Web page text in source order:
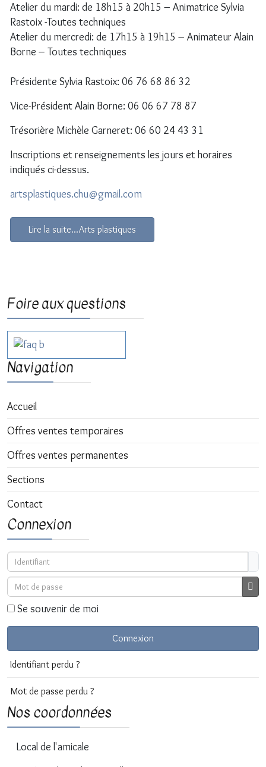
Atelier du mardi: de 18h15 à 20h15 – Animatrice Sylvia
Rastoix -Toutes techniques
Atelier du mercredi: de 17h15 à 19h15 – Animateur Alain
Borne – Toutes techniques
Présidente Sylvia Rastoix: 06 76 68 86 32
Vice-Président Alain Borne: 06 06 67 78 87
Trésorière Michèle Garneret: 06 60 24 43 31
Inscriptions et renseignements les jours et horaires
indiqués ci-dessus.
artsplastiques.chu@gmail.com
Lire la suite...Arts plastiques
Foire aux questions
Navigation
Accueil
Offres ventes temporaires
Offres ventes permanentes
Sections
Contact
Connexion
Identifiant
Mot de passe
Se souvenir de moi
Connexion
Identifiant perdu ?
Mot de passe perdu ?
Nos coordonnées
Local de l'amicale